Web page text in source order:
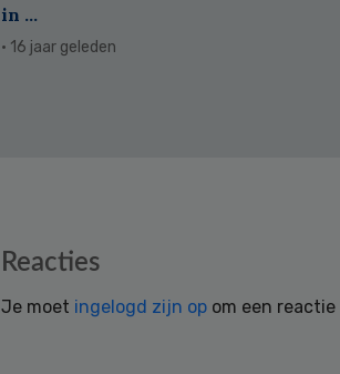
in ...
· 16 jaar geleden
Reacties
Je moet ingelogd zijn op om een